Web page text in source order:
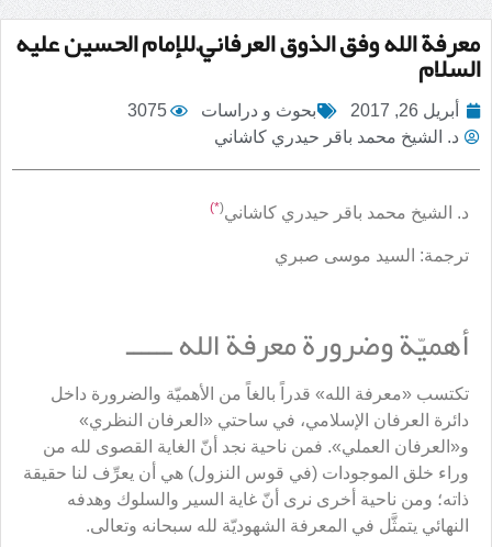
معرفة الله وفق الذوق العرفانيّ للإمام الحسين عليه
السلام
أبريل 26, 2017 بحوث و دراسات
3075
د. الشيخ محمد باقر حيدري كاشاني
د. الشيخ محمد باقر حيدري كاشاني(
*)
ترجمة: السيد موسى صبري
أهميّة وضرورة معرفة الله ــــــ
تكتسب «معرفة الله» قدراً بالغاً من الأهميّة والضرورة داخل
دائرة العرفان الإسلامي، في ساحتي «العرفان النظري»
و«العرفان العملي». فمن ناحية نجد أنّ الغاية القصوى لله من
وراء خلق الموجودات (في قوس النزول) هي أن يعرِّف لنا حقيقة
ذاته؛ ومن ناحية أخرى نرى أنّ غاية السير والسلوك وهدفه
النهائي يتمثَّل في المعرفة الشهوديّة لله سبحانه وتعالى.